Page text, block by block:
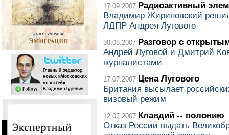
17.09.2007 Радиоактивный
Владимир Жириновский
ЛДПР Андрея Лугового
30.08.2007 Разговор с
Андрей Луговой и Дмитрий
журналистами
17.07.2007 Цена Лугового
Британия высылает
визовый режим
12.07.2007 Клавдий -- полонию
Отказ России выдать